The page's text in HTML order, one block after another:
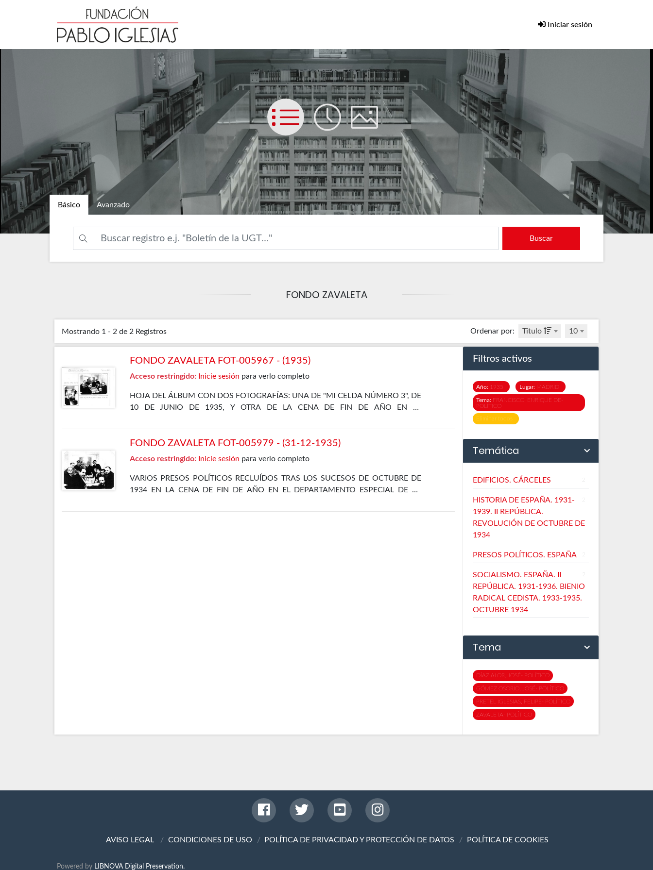
Iniciar sesión
List Time Picture
Básico Avanzado
Buscar
FONDO ZAVALETA
Mostrando 1 - 2 de 2 Registros Ordenar por: Título 10
FONDO ZAVALETA FOT-005967 - (1935)
Acceso restringido: Inicie sesión para verlo completo
HOJA DEL ÁLBUM CON DOS FOTOGRAFÍAS: UNA DE "MI CELDA NÚMERO 3", DE
10 DE JUNIO DE 1935, Y OTRA DE LA CENA DE FIN DE AÑO EN EL
FONDO ZAVALETA FOT-005979 - (31-12-1935)
Acceso restringido: Inicie sesión para verlo completo
VARIOS PRESOS POLÍTICOS RECLUÍDOS TRAS LOS SUCESOS DE OCTUBRE DE
1934 EN LA CENA DE FIN DE AÑO EN EL DEPARTAMENTO ESPECIAL DE LA
Filtros activos
Año: 1935 Lugar:MADRID
Tema: FRANCISCO, ENRIQUE DE-
POLÍTICO
Eliminar todos
Temática
EDIFICIOS. CÁRCELES
HISTORIA DE ESPAÑA. 1931-
1939. II REPÚBLICA.
REVOLUCIÓN DE OCTUBRE DE
1934
PRESOS POLÍTICOS. ESPAÑA
SOCIALISMO. ESPAÑA. II
REPÚBLICA. 1931-1936. BIENIO
RADICAL CEDISTA. 1933-1935.
OCTUBRE 1934
Tema
DÍAZ ALOR, JOSÉ- POLÍTICO
GÓMEZ OSORIO, JOSÉ- POLÍTICO
PRETEL IGLESIAS, FELIPE- POLÍTICO
ZAVALETA- POLÍTICO
AVISO LEGAL CONDICIONES DE USO POLÍTICA DE PRIVACIDAD Y PROTECCIÓN DE DATOS POLÍTICA DE COOKIES
Powered by LIBNOVA Digital Preservation.